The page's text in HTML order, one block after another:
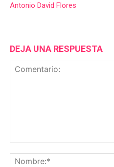
Antonio David Flores
DEJA UNA RESPUESTA